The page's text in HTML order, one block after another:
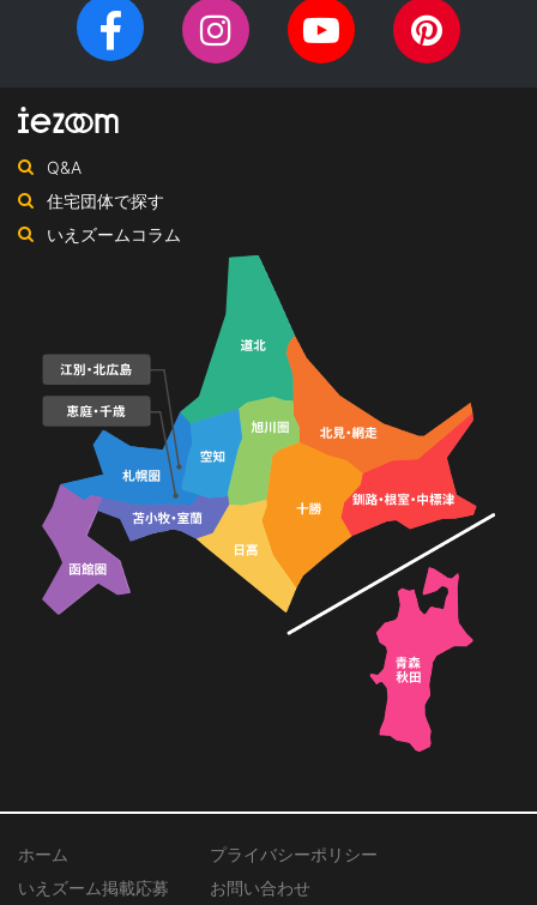
住宅会社を選びませんか？iezoom（いえズーム）は（株）北海道
住宅新聞社が、日頃の住宅業界への取材を元に、優れたハウスメ
ーカー・工務店を紹介するサイトです。
Facebook
ー
ジ
InstagramYouTube
チ
Q&A
住宅団体で探す
いえズームコラム
ホーム
プライバシーポリシー
いえズーム掲載応募
お問い合わせ